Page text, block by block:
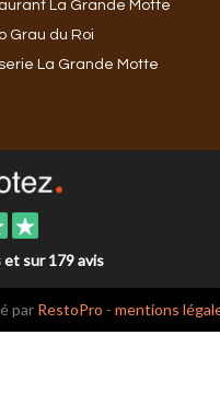
La Grande Motte
Grau du Roi
La Grande Motte
sur 179 avis
par RestoPro - mentions